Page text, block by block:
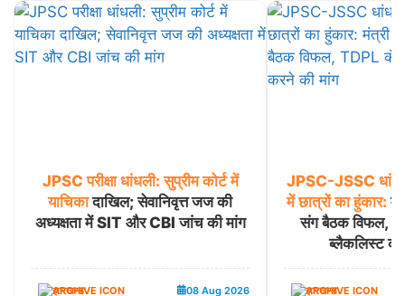
JPSC परीक्षा धांधली: सुप्रीम कोर्ट में
याचिकादाखिल; सेवानिवृत्त जज की
अध्यक्षता में SIT और CBI जांच की मांग
झारखण्ड 08 Aug 2026
JPSC-JSSC
में छात्रों का हुंकार:
संग बैठक विफल,
ब्लैकलिस्ट
झारखण्ड